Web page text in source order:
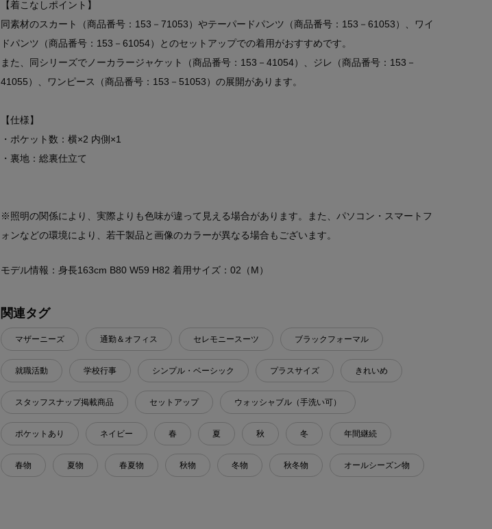
【着こなしポイント】
同素材のスカート（商品番号：153－71053）やテーパードパンツ（商品番号：153－61053）、ワイ
ドパンツ（商品番号：153－61054）とのセットアップでの着用がおすすめです。
また、同シリーズでノーカラージャケット（商品番号：153－41054）、ジレ（商品番号：153－
41055）、ワンピース（商品番号：153－51053）の展開があります。
【仕様】
・ポケット数：横×2 内側×1
・裏地：総裏仕立て
※照明の関係により、実際よりも色味が違って見える場合があります。また、パソコン・スマートフ
ォンなどの環境により、若干製品と画像のカラーが異なる場合もございます。
モデル情報：身長163cm B80 W59 H82 着用サイズ：02（M）
関連タグ
マザーニーズ 通勤＆オフィス セレモニースーツ ブラックフォーマル
就職活動 学校行事 シンプル・ベーシック プラスサイズ きれいめ
スタッフスナップ掲載商品 セットアップ ウォッシャブル（手洗い可）
ポケットあり ネイビー 春 夏 秋 冬 年間継続
春物 夏物 春夏物 秋物 冬物 秋冬物 オールシーズン物